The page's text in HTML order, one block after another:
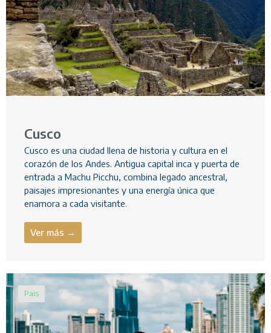
Cusco
Cusco es una ciudad llena de historia y cultura en el
corazón de los Andes. Antigua capital inca y puerta de
entrada a Machu Picchu, combina legado ancestral,
paisajes impresionantes y una energía única que
enamora a cada visitante.
Ver más →
Pais